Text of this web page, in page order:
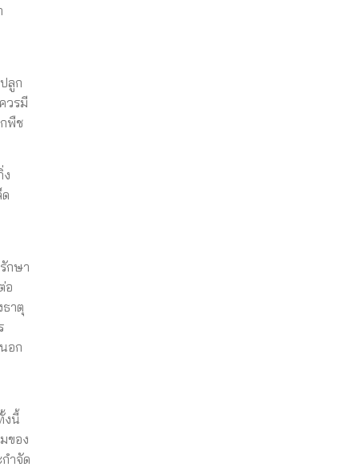
ลูก
วรมี
พืช
กษา
อ
าตุ
อก
งนี้
ของ
ำจัด